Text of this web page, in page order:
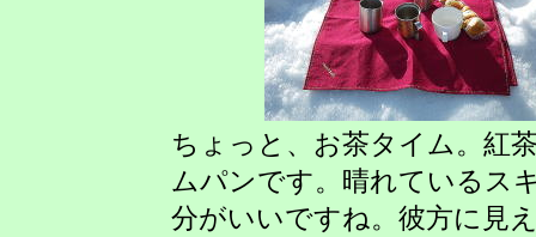
ちょっと、お茶タイム。紅
ムパンです。晴れているス
分がいいですね。彼方に見